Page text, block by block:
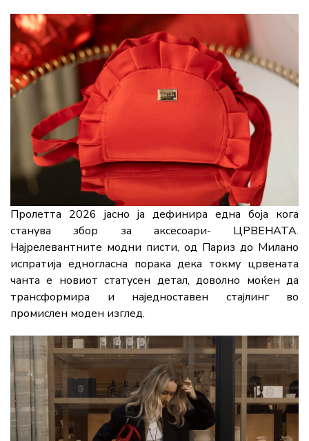
Пролетта 2026 јасно ја дефинира една боја кога
станува збор за аксесоари- ЦРВЕНАТА.
Најрелевантните модни писти, од Париз до Милано
испратија едногласна порака дека токму црвената
чанта е новиот статусен детал, доволно моќен да
трансформира и наједноставен стајлинг во
промислен моден изглед.